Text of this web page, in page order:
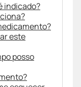
indicado?
este
posso